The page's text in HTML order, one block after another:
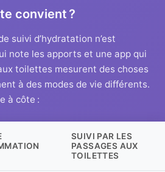
convient ?
suivi d’hydratation n’est
note les apports et une app qui
toilettes mesurent des choses
à des modes de vie différents.
à côte :
SUIVI PAR LES
PASSAGES AUX
TOILETTES